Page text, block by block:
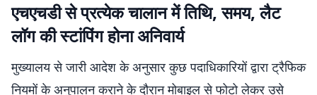
एचएचडी से प्रत्येक चालान में तिथि, समय, लैट
लॉग की स्टांपिंग होना अनिवार्य
मुख्यालय से जारी आदेश के अनुसार कुछ पदाधिकारियों द्वारा ट्रैफिक
नियमों के अनुपालन कराने के दौरान मोबाइल से फोटो लेकर उसे